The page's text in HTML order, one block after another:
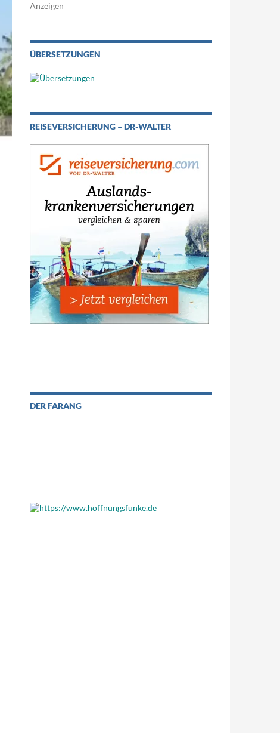
Anzeigen
ÜBERSETZUNGEN
REISEVERSICHERUNG – DR-WALTER
DER FARANG